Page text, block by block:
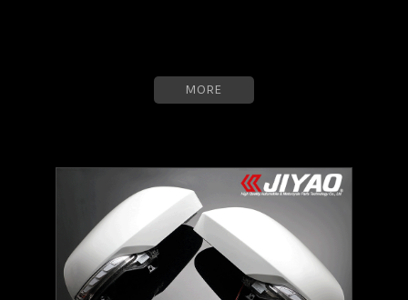
MORE